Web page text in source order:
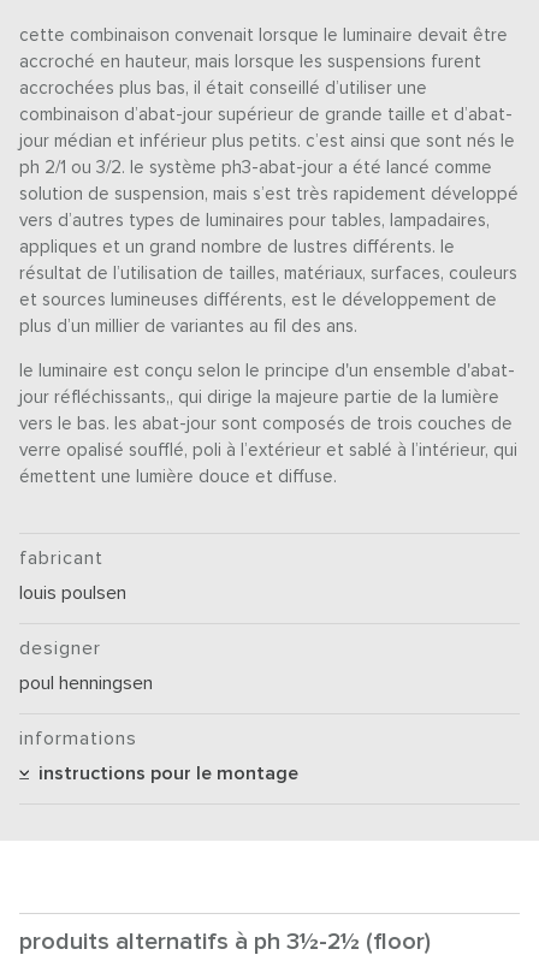
cette combinaison convenait lorsque le luminaire devait être
accroché en hauteur, mais lorsque les suspensions furent
accrochées plus bas, il était conseillé d’utiliser une
combinaison d’abat-jour supérieur de grande taille et d’abat-
jour médian et inférieur plus petits. c’est ainsi que sont nés le
ph 2/1 ou 3/2. le système ph3-abat-jour a été lancé comme
solution de suspension, mais s’est très rapidement développé
vers d’autres types de luminaires pour tables, lampadaires,
appliques et un grand nombre de lustres différents. le
résultat de l’utilisation de tailles, matériaux, surfaces, couleurs
et sources lumineuses différents, est le développement de
plus d’un millier de variantes au fil des ans.
le luminaire est conçu selon le principe d'un ensemble d'abat-
jour réfléchissants,, qui dirige la majeure partie de la lumière
vers le bas. les abat-jour sont composés de trois couches de
verre opalisé soufflé, poli à l’extérieur et sablé à l’intérieur, qui
émettent une lumière douce et diffuse.
fabricant
louis poulsen
designer
poul henningsen
informations
instructions pour le montage
produits alternatifs à ph 3½-2½ (floor)